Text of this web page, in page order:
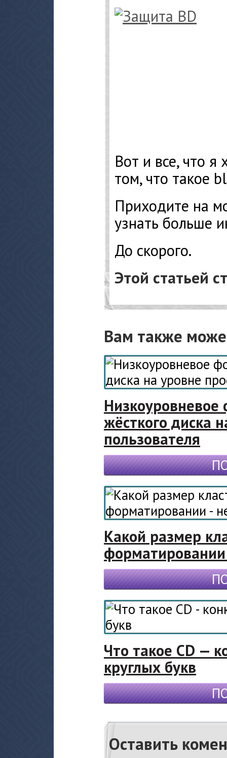
Вот и все, что я
том, что такое
Приходите на
узнать больше
До скорого.
Этой статьей
Вам также
жёсткого диска
пользователя
Какой размер
Что такое CD —
круглых букв
Оставить